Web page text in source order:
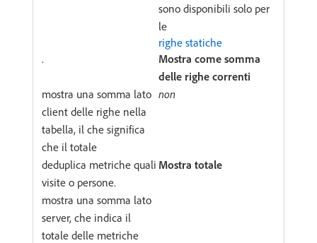
sono disponibili solo per
le
righe statiche
.
Mostra come somma
delle righe correnti
mostra una somma lato
client delle righe nella
tabella, il che significa
che il totale
non
deduplica metriche quali
visite o persone.
Mostra totale
mostra una somma lato
server, che indica il
totale delle metriche